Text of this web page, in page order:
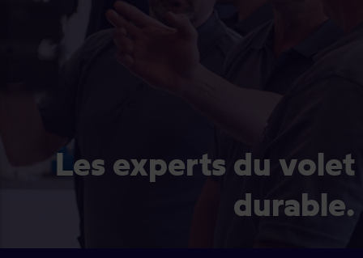
Les experts du volet
durable.